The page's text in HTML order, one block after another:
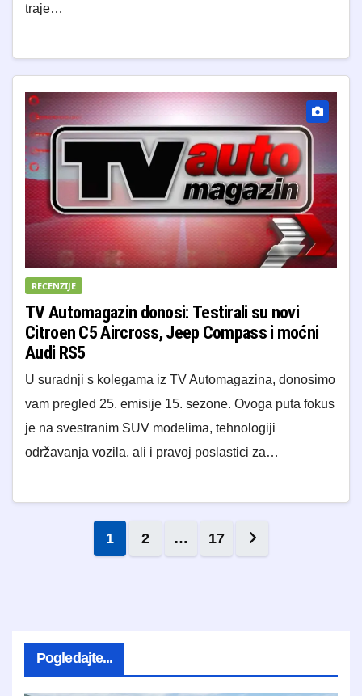
traje…
RECENZIJE
TV Automagazin donosi: Testirali su novi
Citroen C5 Aircross, Jeep Compass i moćni
Audi RS5
U suradnji s kolegama iz TV Automagazina, donosimo
vam pregled 25. emisije 15. sezone. Ovoga puta fokus
je na svestranim SUV modelima, tehnologiji
održavanja vozila, ali i pravoj poslastici za…
Brojevi stranica objava
1 2 … 17
Pogledajte...